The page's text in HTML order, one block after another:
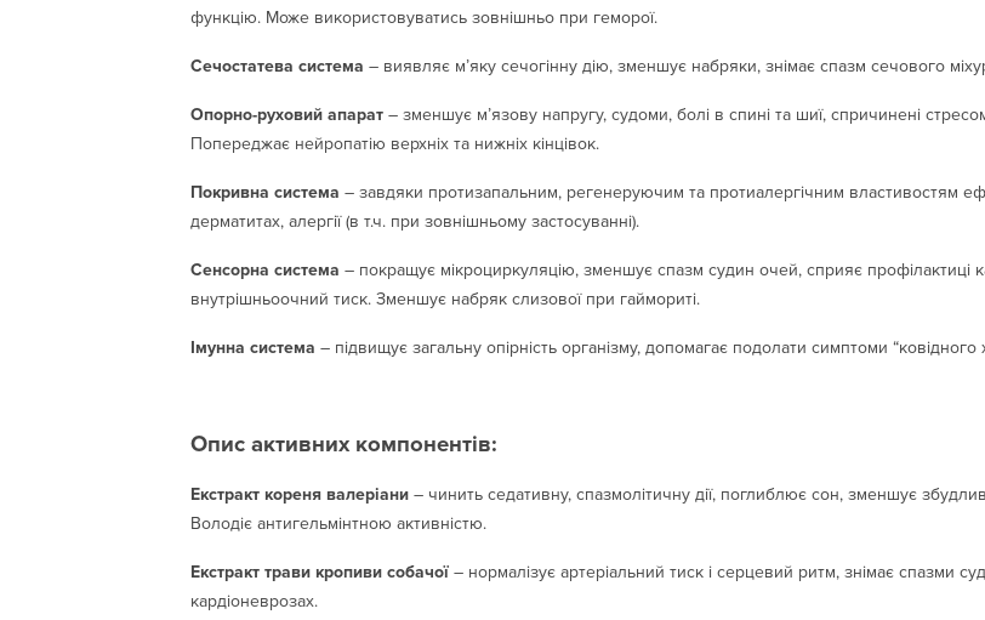
функцію. Може використовуватись зовнішньо при геморої.
Сечостатева система – виявляє м’яку сечогінну дію, зменшує набряки, знімає спазм сечового
Опорно-руховий апарат – зменшує м’язову напругу, судоми, болі в спині та шиї, спричинені
Попереджає нейропатію верхніх та нижніх кінцівок.
Покривна система – завдяки протизапальним, регенеруючим та протиалергічним властивостям
дерматитах, алергії (в т.ч. при зовнішньому застосуванні).
Сенсорна система – покращує мікроциркуляцію, зменшує спазм судин очей, сприяє профілактиці
внутрішньоочний тиск. Зменшує набряк слизової при гаймориті.
Імунна система – підвищує загальну опірність організму, допомагає подолати симптоми “ковідного
Опис активних компонентів:
Екстракт кореня валеріани – чинить седативну, спазмолітичну дії, поглиблює сон, зменшує
Володіє антигельмінтною активністю.
Екстракт трави кропиви собачої – нормалізує артеріальний тиск і серцевий ритм, знімає спазми
кардіоневрозах.